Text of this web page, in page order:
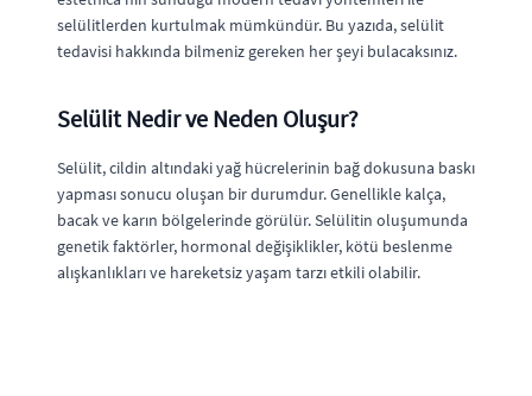
selülitlerden kurtulmak mümkündür. Bu yazıda, selülit
tedavisi hakkında bilmeniz gereken her şeyi bulacaksınız.
Selülit Nedir ve Neden Oluşur?
Selülit, cildin altındaki yağ hücrelerinin bağ dokusuna baskı
yapması sonucu oluşan bir durumdur. Genellikle kalça,
bacak ve karın bölgelerinde görülür. Selülitin oluşumunda
genetik faktörler, hormonal değişiklikler, kötü beslenme
alışkanlıkları ve hareketsiz yaşam tarzı etkili olabilir.